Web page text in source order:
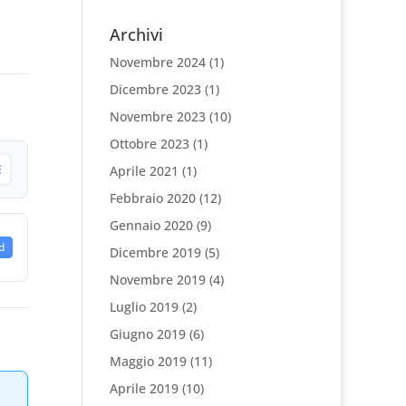
Archivi
Novembre 2024(1)
Dicembre 2023(1)
Novembre 2023(10)
Ottobre 2023(1)
Aprile 2021 (1)
Febbraio 2020(12)
Gennaio 2020(9)
Dicembre 2019(5)
Novembre 2019(4)
Luglio 2019(2)
Giugno 2019(6)
Maggio 2019(11)
Aprile 2019(10)